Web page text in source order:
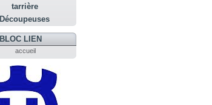
tarrière
Découpeuses
BLOC LIEN
accueil